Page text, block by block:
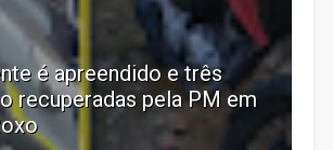
é apreendido e três
recuperadas pela PM em